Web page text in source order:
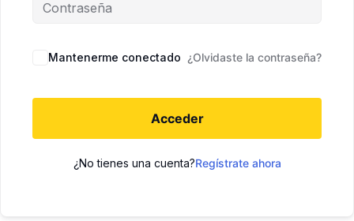
Mantenerme conectado ¿Olvidaste la contraseña?
Acceder
¿No tienes una cuenta?Regístrate ahora